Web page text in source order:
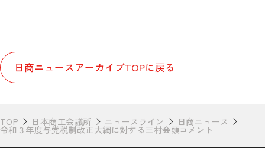
日商ニュースアーカイブTOPに戻る
TOP 日本商工会議所 ニュースライン 日商ニュース
令和３年度与党税制改正大綱に対する三村会頭コメント